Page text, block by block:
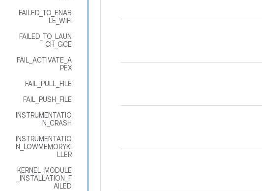
FAILED_TO_ENAB
LE_WIFI
FAILED_TO_LAUN
CH_GCE
FAIL_ACTIVATE_A
PEX
FAIL_PULL_FILE
FAIL_PUSH_FILE
INSTRUMENTATIO
N_CRASH
INSTRUMENTATIO
N_LOWMEMORYKI
LLER
KERNEL_MODULE
_INSTALLATION_F
AILED